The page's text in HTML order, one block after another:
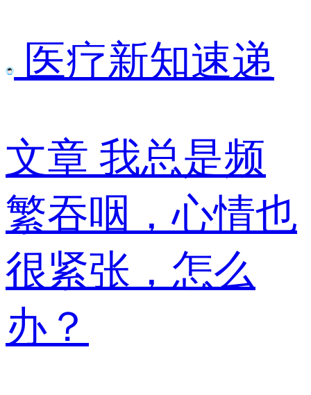
医疗新知速递
文章 我总是频
繁吞咽，心情也
很紧张，怎么
办？